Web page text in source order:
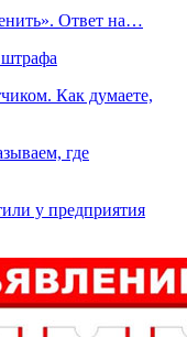
Ответ на…
Как думаете,
где
у предприятия